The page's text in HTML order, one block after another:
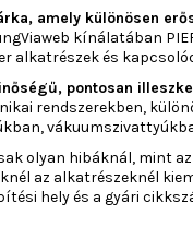
amely különösen
kínálatában
alkatrészek és
pontosan
rendszerekben,
olyan hibáknál, mint
az alkatrészeknél
hely és a gyári